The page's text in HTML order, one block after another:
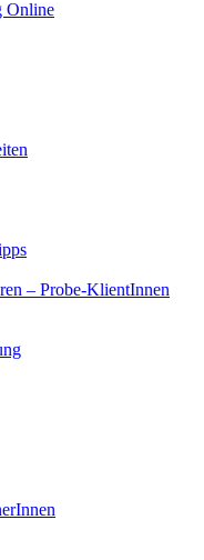
Online
– Probe-KlientInnen